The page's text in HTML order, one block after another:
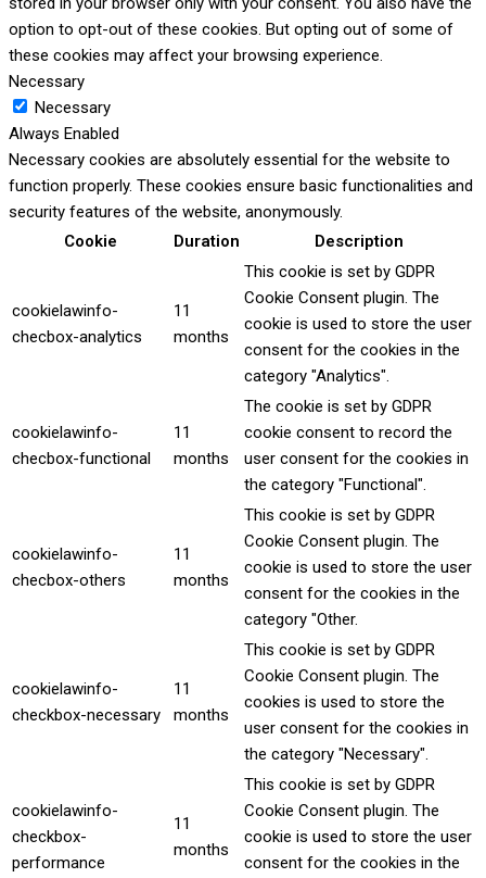
option to opt-out of these cookies. But opting out of some of
these cookies may affect your browsing experience.
Necessary
Necessary
Always Enabled
Necessary cookies are absolutely essential for the website to
function properly. These cookies ensure basic functionalities and
security features of the website, anonymously.
Cookie
Duration Description
cookielawinfo-
checbox-analytics
11
months
This cookie is set by GDPR
Cookie Consent plugin. The
cookie is used to store the user
consent for the cookies in the
category "Analytics".
cookielawinfo-
checbox-functional
11
months
The cookie is set by GDPR
cookie consent to record the
user consent for the cookies in
the category "Functional".
cookielawinfo-
checbox-others
11
months
This cookie is set by GDPR
Cookie Consent plugin. The
cookie is used to store the user
consent for the cookies in the
category "Other.
cookielawinfo-
checkbox-necessary
11
months
This cookie is set by GDPR
Cookie Consent plugin. The
cookies is used to store the
user consent for the cookies in
the category "Necessary".
cookielawinfo-
checkbox-
performance
11
months
This cookie is set by GDPR
Cookie Consent plugin. The
cookie is used to store the user
consent for the cookies in the